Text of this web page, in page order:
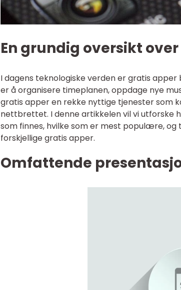
En grundig oversikt
I dagens teknologiske verden er gratis
er å organisere timeplanen, oppdage nye
gratis apper en rekke nyttige tjenester som
nettbrettet. I denne artikkelen vil vi utforske
som finnes, hvilke som er mest populære,
forskjellige gratis apper.
Omfattende